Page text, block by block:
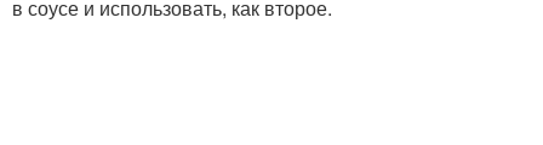
в соусе и использовать, как второе.